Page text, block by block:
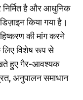
है और आधुनिक
किया गया है।
की मांग करने
लिए विशेष रूप से
रखते हुए गैर-आवश्यक
अनुपालन समाधान